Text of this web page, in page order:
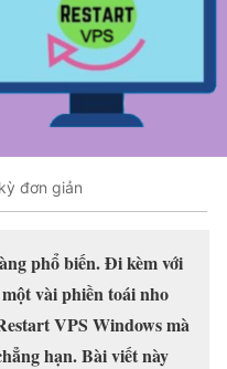
đơn giản
phổ biến. Đi kèm với
vài phiền toái nho
VPS Windows mà
hạn. Bài viết này